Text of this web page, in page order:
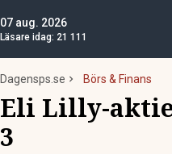
07 aug. 2026
Läsare idag: 21 111
Dagensps.se Börs & Finans
Eli Lilly-
3